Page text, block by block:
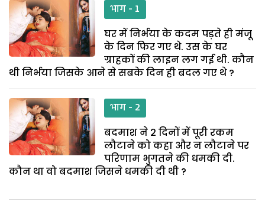
भाग - 1
घर में निर्भया के कदम पड़ते ही मंजू
के दिन फिर गए थे. उस के घर
ग्राहकों की लाइन लग गई थी. कौन
थी निर्भया जिसके आने से सबके दिन ही बदल गए थे ?
भाग - 2
बदमाश ने 2 दिनों में पूरी रकम
लौटाने को कहा और न लौटाने पर
परिणाम भुगतने की धमकी दी.
कौन था वो बदमाश जिसने धमकी दी थी ?